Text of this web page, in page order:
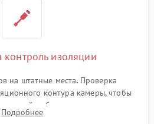
контроль изоляции
на штатные места. Проверка
контура камеры, чтобы
мебели и потерю тепла.
и сборка корпуса шкафа.
Подробнее